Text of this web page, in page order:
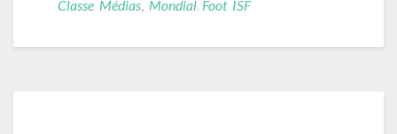
Classe Médias Mondial Foot ISF